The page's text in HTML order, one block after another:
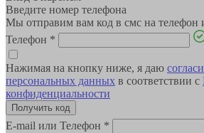
Введите номер телефона
Мы отправим вам код в смс на телефон
Телефон *
Нажимая на кнопку ниже, я даю
персональных данных в соответствии с
конфиденциальности
E-mail или Телефон *